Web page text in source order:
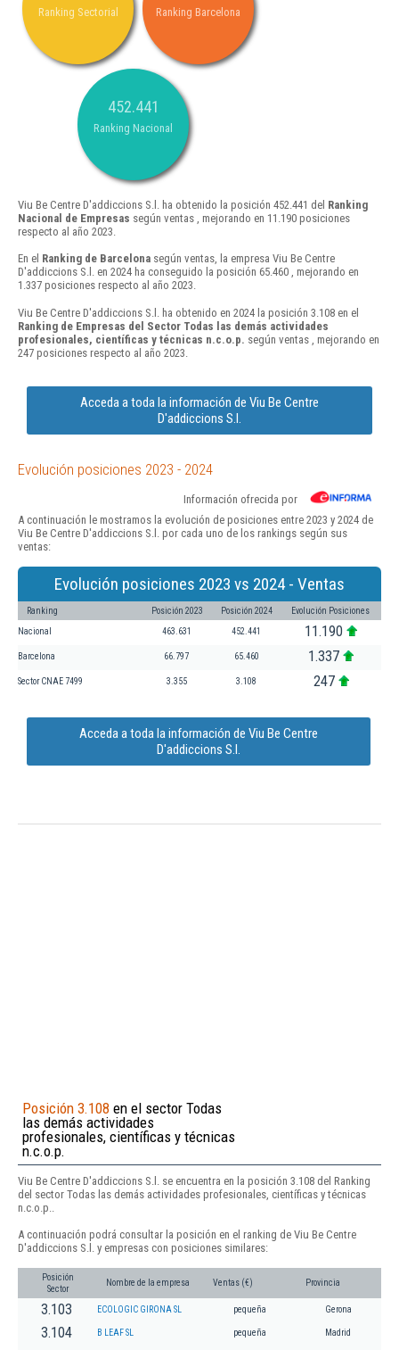
Ranking Sectorial Ranking Barcelona
452.441
Ranking Nacional
Viu Be Centre D'addiccions S.l. ha obtenido la posición 452.441 del Ranking
Nacional de Empresas según ventas , mejorando en 11.190 posiciones
respecto al año 2023.
En el Ranking de Barcelona según ventas, la empresa Viu Be Centre
D'addiccions S.l. en 2024 ha conseguido la posición 65.460 , mejorando en
1.337 posiciones respecto al año 2023.
Viu Be Centre D'addiccions S.l. ha obtenido en 2024 la posición 3.108 en el
Ranking de Empresas del Sector Todas las demás actividades
profesionales, científicas y técnicas n.c.o.p. según ventas , mejorando en
247 posiciones respecto al año 2023.
Acceda a toda la información de Viu Be Centre
D'addiccions S.l.
Evolución posiciones 2023 - 2024
Información ofrecida por
A continuación le mostramos la evolución de posiciones entre 2023 y 2024 de
Viu Be Centre D'addiccions S.l. por cada uno de los rankings según sus
ventas:
Evolución posiciones 2023 vs 2024 - Ventas
Ranking Posición 2023 Posición 2024 Evolución Posiciones
Nacional 463.631 452.441 11.190
Barcelona 66.797 65.460 1.337
Sector CNAE 7499 3.355 3.108 247
Acceda a toda la información de Viu Be Centre
D'addiccions S.l.
Posición 3.108 en el sector Todas
las demás actividades
profesionales, científicas y técnicas
n.c.o.p.
Viu Be Centre D'addiccions S.l. se encuentra en la posición 3.108 del Ranking
del sector Todas las demás actividades profesionales, científicas y técnicas
n.c.o.p..
A continuación podrá consultar la posición en el ranking de Viu Be Centre
D'addiccions S.l. y empresas con posiciones similares:
Posición
Sector
Nombre de la empresa Ventas (€) Provincia
3.103 ECOLOGIC GIRONA SL pequeña Gerona
3.104 B LEAF SL pequeña Madrid